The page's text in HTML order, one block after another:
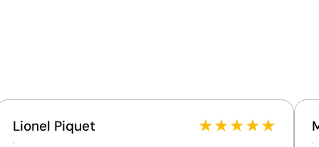
Fournisseur lié à une usine auditée selon une norme
reconnue, garantissant la vérification des
conditions de travail.
Lionel Piquet
.
★★★★★
.